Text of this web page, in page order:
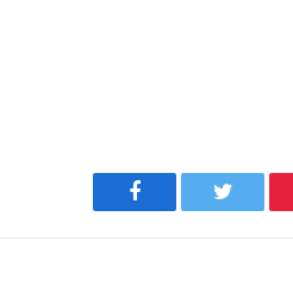
Facebook Twitter